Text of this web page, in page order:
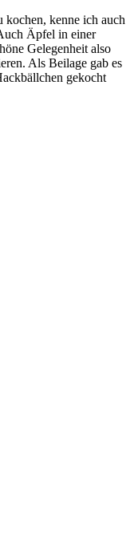
kenne ich auch
Äpfel in einer
Gelegenheit also
Als Beilage gab es
gekocht